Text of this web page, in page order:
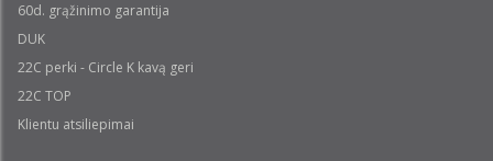
60d. grąžinimo garantija
DUK
22C perki - Circle K kavą geri
22C TOP
Klientu atsiliepimai